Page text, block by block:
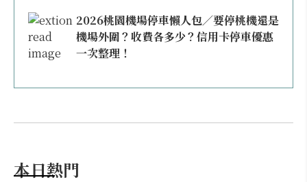
2026桃園機場停車懶人包／要停桃機還是
機場外圍？收費各多少？信用卡停車優惠
一次整理！
本日熱門